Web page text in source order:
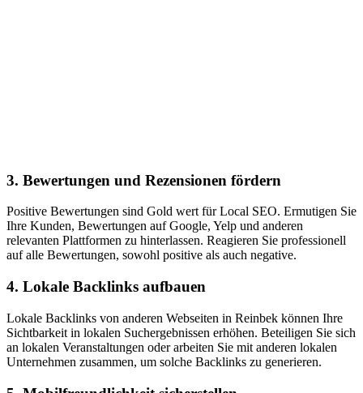
3. Bewertungen und Rezensionen fördern
Positive Bewertungen sind Gold wert für Local SEO. Ermutigen Sie
Ihre Kunden, Bewertungen auf Google, Yelp und anderen
relevanten Plattformen zu hinterlassen. Reagieren Sie professionell
auf alle Bewertungen, sowohl positive als auch negative.
4. Lokale Backlinks aufbauen
Lokale Backlinks von anderen Webseiten in Reinbek können Ihre
Sichtbarkeit in lokalen Suchergebnissen erhöhen. Beteiligen Sie sich
an lokalen Veranstaltungen oder arbeiten Sie mit anderen lokalen
Unternehmen zusammen, um solche Backlinks zu generieren.